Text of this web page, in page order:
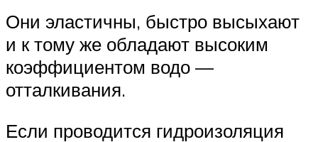
Они эластичны, быстро высыхают
и к тому же обладают высоким
коэффициентом водо —
отталкивания.
Если проводится гидроизоляция